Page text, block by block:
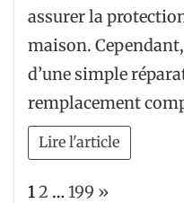
assurer la
maison.
d’une simple
remplacement
Lire l'article
Page:
12 … 199 Next
»